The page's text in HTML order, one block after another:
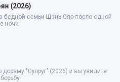
(2026)
бедной семьи Шэнь Сяо после одной
ночи
дораму "Супруг" (2026) и вы увидите